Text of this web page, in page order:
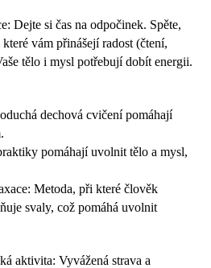
Dejte si čas na odpočinek. Spěte,
vám přinášejí radost (čtení,
tělo i mysl potřebují dobít energii.
dechová cvičení pomáhají
pomáhají uvolnit tělo a mysl,
Metoda, při které člověk
svaly, což pomáhá uvolnit
aktivita: Vyvážená strava a